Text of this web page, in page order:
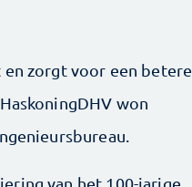
zorgt voor een betere
won
van het 100-jarige